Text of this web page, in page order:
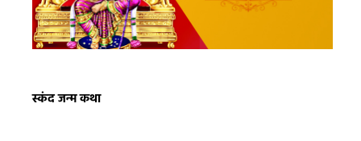
स्कंद जन्म कथा